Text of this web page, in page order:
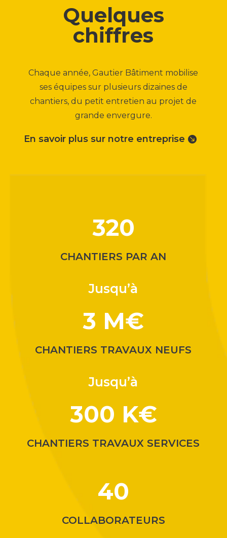
Quelques
chiffres
Chaque année, Gautier Bâtiment mobilise
ses équipes sur plusieurs dizaines de
chantiers, du petit entretien au projet de
grande envergure.
En savoir plus sur notre entreprise
320
CHANTIERS PAR AN
Jusqu’à
3 M€
CHANTIERS TRAVAUX NEUFS
Jusqu’à
300 K€
CHANTIERS TRAVAUX SERVICES
40
COLLABORATEURS